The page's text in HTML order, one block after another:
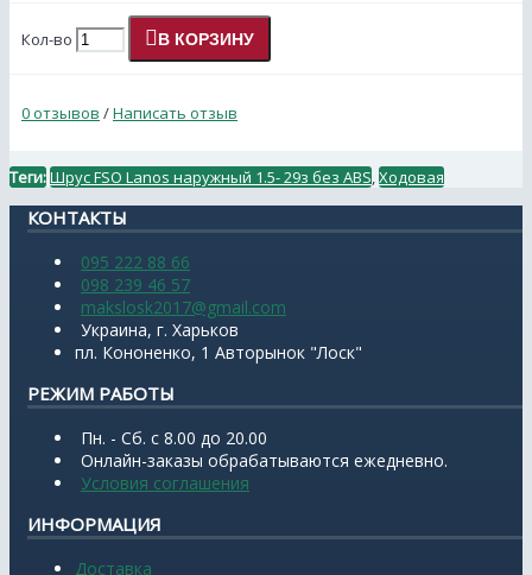
Кол-во В КОРЗИНУ
0 отзывов /Написать отзыв
Теги:Шрус FSO Lanos наружный 1.5- 29з без АВS Ходовая
КОНТАКТЫ
095 222 88 66
098 239 46 57
makslosk2017@gmail.com
Украина, г. Харьков
пл. Кононенко, 1 Авторынок "Лоск"
РЕЖИМ РАБОТЫ
Пн. - Сб. с 8.00 до 20.00
Онлайн-заказы обрабатываются ежедневно.
Условия соглашения
ИНФОРМАЦИЯ
Доставка